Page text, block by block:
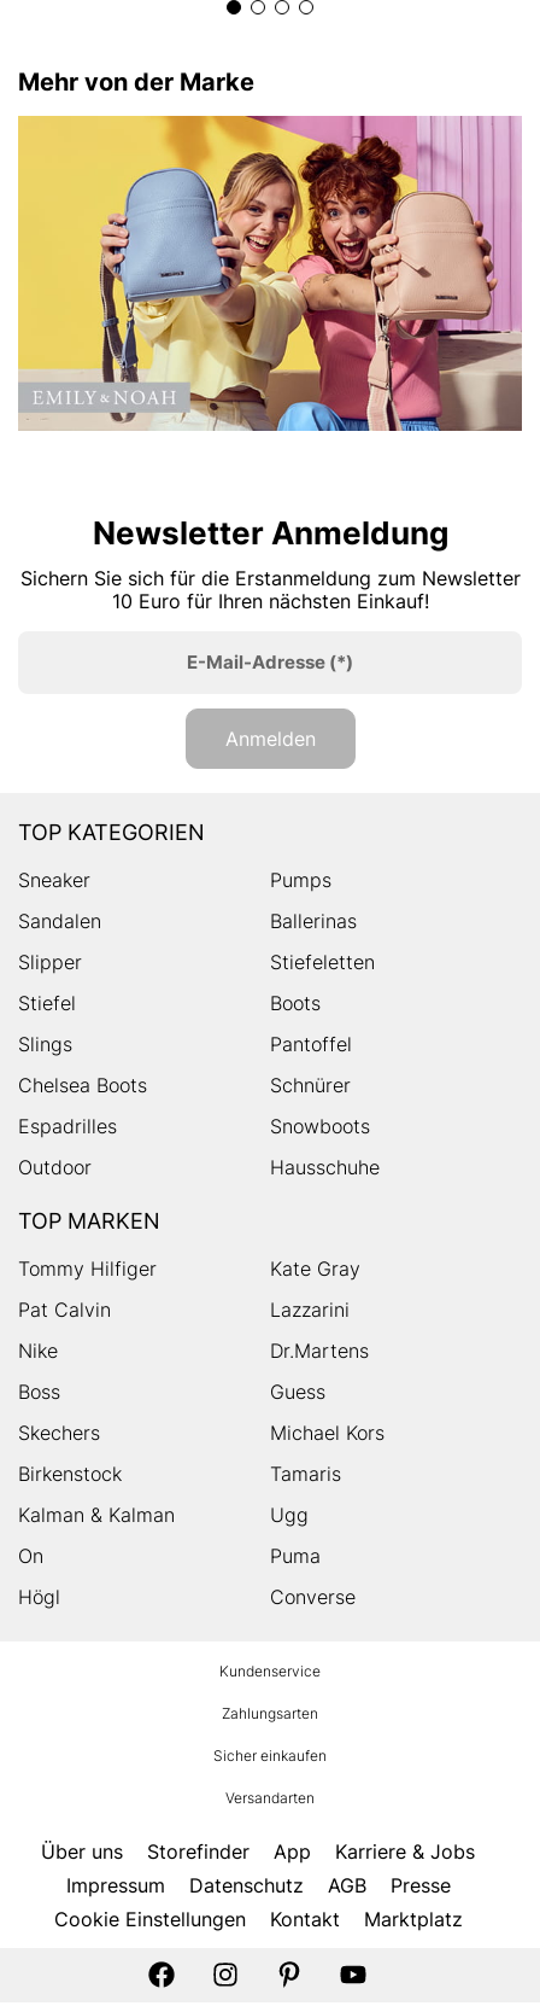
Mehr von der Marke
Newsletter Anmeldung
Sichern Sie sich für die Erstanmeldung zum Newsletter
10 Euro für Ihren nächsten Einkauf!
E-Mail-Adresse (*)
Anmelden
TOP KATEGORIEN
Sneaker
Pumps
Sandalen
Ballerinas
Slipper
Stiefeletten
Stiefel
Boots
Slings
Pantoffel
Chelsea Boots
Schnürer
Espadrilles
Snowboots
Outdoor
Hausschuhe
TOP MARKEN
Tommy Hilfiger
Kate Gray
Pat Calvin
Lazzarini
Nike
Dr.Martens
Boss
Guess
Skechers
Michael Kors
Birkenstock
Tamaris
Kalman & Kalman
Ugg
On
Puma
Högl
Converse
Kundenservice
Zahlungsarten
Sicher einkaufen
Versandarten
Über uns Storefinder App
Karriere & Jobs
Impressum
Datenschutz AGB
Presse
Cookie Einstellungen
Kontakt Marktplatz